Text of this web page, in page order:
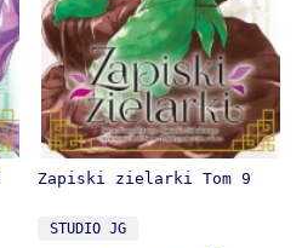
Zapiski zielarki Tom 9
PRODUCENT
STUDIO JG